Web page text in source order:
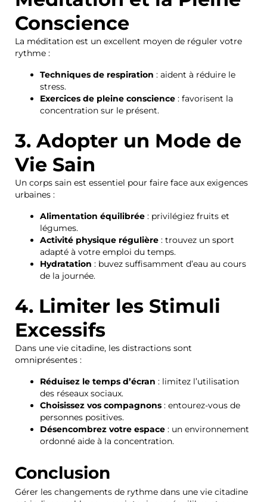
Conscience
La méditation est un excellent moyen de réguler votre
rythme :
Techniques de respiration : aident à réduire le
stress.
Exercices de pleine conscience : favorisent la
concentration sur le présent.
3. Adopter un Mode de
Vie Sain
Un corps sain est essentiel pour faire face aux exigences
urbaines :
Alimentation équilibrée : privilégiez fruits et
légumes.
Activité physique régulière : trouvez un sport
adapté à votre emploi du temps.
Hydratation : buvez suffisamment d’eau au cours
de la journée.
4. Limiter les Stimuli
Excessifs
Dans une vie citadine, les distractions sont
omniprésentes :
Réduisez le temps d’écran : limitez l’utilisation
des réseaux sociaux.
Choisissez vos compagnons : entourez-vous de
personnes positives.
Désencombrez votre espace : un environnement
ordonné aide à la concentration.
Conclusion
Gérer les changements de rythme dans une vie citadine